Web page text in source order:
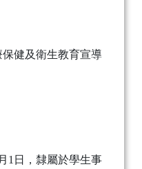
健及衛生教育宣導
日，隸屬於學生事